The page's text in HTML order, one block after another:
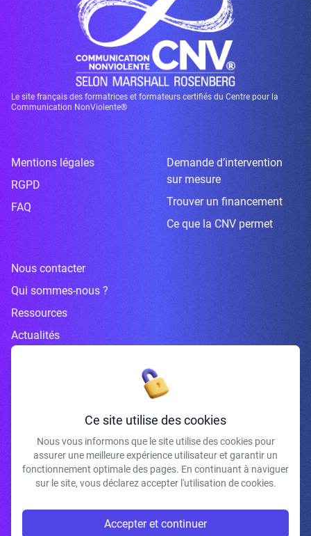
Le site français des formatrices et formateurs certifiés du Centre pour la
Communication NonViolente®
Mentions légales
RGPD
FAQ
Demande d’intervention
sur mesure
Trouver un financement
Ce que la CNV permet
Nous contacter
Qui sommes-nous ?
Ressources
Actualités
Inscrivez-vous à la newsletter
J'accepte de recevoir vos e-mails et confirme avoir pris connaissance de
votre politique de confidentialité et mentions légales.
Ce site utilise des cookies
Nous vous informons que le site utilise des cookies pour
assurer une meilleure expérience utilisateur et garantir un
fonctionnement optimale des pages. En continuant à naviguer
sur le site, vous déclarez accepter l'utilisation de cookies.
Accepter et continuer